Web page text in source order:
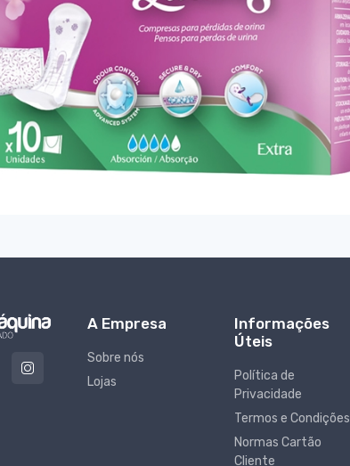
A Empresa
Sobre nós
Lojas
Informações
Úteis
Política de
Privacidade
Termos e Condições
Normas Cartão
Cliente